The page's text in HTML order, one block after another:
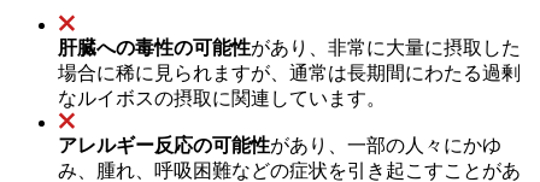
肝臓への毒性の可能性があり、非常に大量に摂取した
場合に稀に見られますが、通常は長期間にわたる過剰
なルイボスの摂取に関連しています。
アレルギー反応の可能性があり、一部の人々にかゆ
み、腫れ、呼吸困難などの症状を引き起こすことがあ